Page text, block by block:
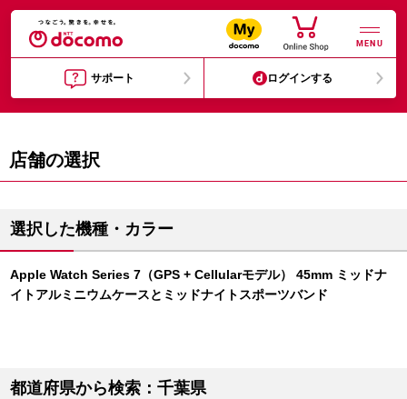
MENU
サポート ログインする
店舗の選択
選択した機種・カラー
Apple Watch Series 7（GPS + Cellularモデル） 45mm ミッドナ
イトアルミニウムケースとミッドナイトスポーツバンド
都道府県から検索：千葉県